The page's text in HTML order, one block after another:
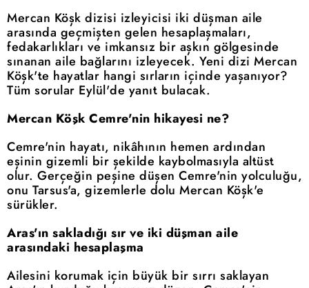
Mercan Köşk dizisi izleyicisi iki düşman aile
arasında geçmişten gelen hesaplaşmaları,
fedakarlıkları ve imkansız bir aşkın gölgesinde
sınanan aile bağlarını izleyecek. Yeni dizi Mercan
Köşk'te hayatlar hangi sırların içinde yaşanıyor?
Tüm sorular Eylül'de yanıt bulacak.
Mercan Köşk Cemre'nin hikayesi ne?
Cemre'nin hayatı, nikâhının hemen ardından
eşinin gizemli bir şekilde kaybolmasıyla altüst
olur. Gerçeğin peşine düşen Cemre'nin yolculuğu,
onu Tarsus'a, gizemlerle dolu Mercan Köşk'e
sürükler.
Aras'ın sakladığı sır ve iki düşman aile
arasındaki hesaplaşma
Ailesini korumak için büyük bir sırrı saklayan